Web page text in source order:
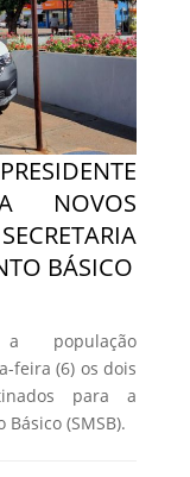
NOVOS
BÁSICO
população
feira (6) os dois
para a
(SMSB).